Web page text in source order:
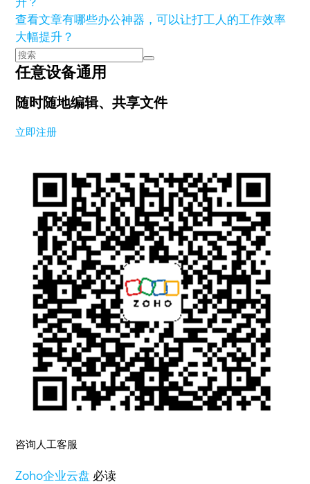
查看文章有哪些办公神器，可以让打工人的工作效率
大幅提升？
任意设备通用
随时随地编辑、共享文件
立即注册
咨询人工客服
Zoho企业云盘 必读